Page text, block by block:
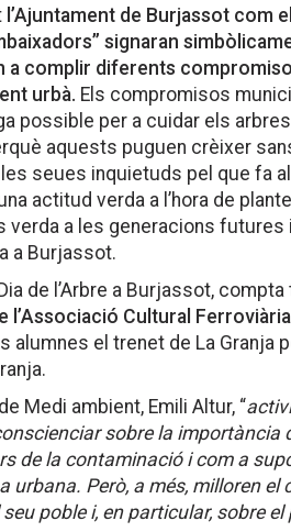
l’Ajuntament de Burjassot com
signaran
a complir diferents
urbà. Els compromisos
possible per a cuidar els
aquests puguen crèixer
seues inquietuds pel que fa
actitud verda a l’hora de
verda a les generacions
a Burjassot.
de l’Arbre a Burjassot,
l’Associació Cultural
alumnes el trenet de La Granja
Medi ambient, Emili Altur, “
sobre la importància
de la contaminació i com a
urbana. Però, a més, milloren
poble i, en particular, sobre